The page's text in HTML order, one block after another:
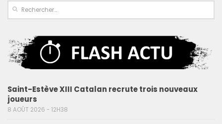
Saint-Estève XIII Catalan recrute trois nouveaux
joueurs
8 AOÛT 2026 - 12H38